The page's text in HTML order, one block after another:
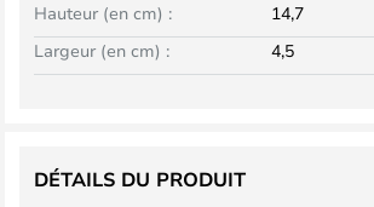
Largeur (en cm) : 4,5
Hauteur (en cm) : 14,7
DÉTAILS DU PRODUIT